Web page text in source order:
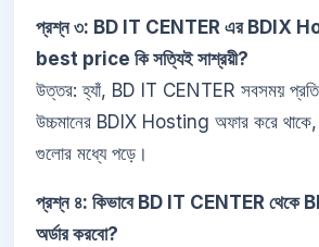
প্রশ্ন ৩: BD IT CENTER এর BDIX
best price কি সত্যিই সাশ্রয়ী?
উত্তর: হ্যাঁ, BD IT CENTER সবসময়
উচ্চমানের BDIX Hosting অফার করে থাকে,
গুলোর মধ্যে পড়ে।
প্রশ্ন ৪: কিভাবে BD IT CENTER
অর্ডার করবো?